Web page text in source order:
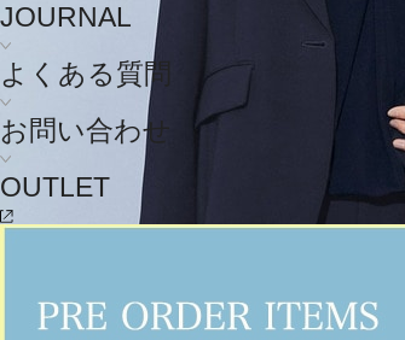
JOURNAL
よくある質問
お問い合わせ
OUTLET